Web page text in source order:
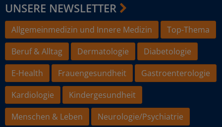
UNSERE NEWSLETTER
Allgemeinmedizin und Innere Medizin
Top-Thema
Beruf & Alltag
Dermatologie
Diabetologie
E-Health
Frauengesundheit
Gastroenterologie
Kardiologie
Kindergesundheit
Menschen & Leben
Neurologie/Psychiatrie